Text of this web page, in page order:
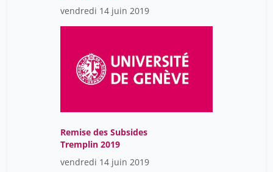
vendredi 14 juin 2019
Remise des Subsides
Tremplin 2019
vendredi 14 juin 2019